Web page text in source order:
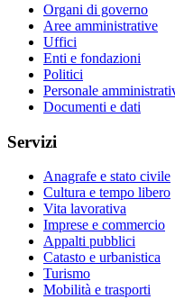
Organi di governo
Aree amministrative
Uffici
Enti e fondazioni
Politici
Personale
Documenti e dati
Servizi
Anagrafe e stato civile
Cultura e tempo libero
Vita lavorativa
Imprese e commercio
Appalti pubblici
Catasto e urbanistica
Turismo
Mobilità e trasporti